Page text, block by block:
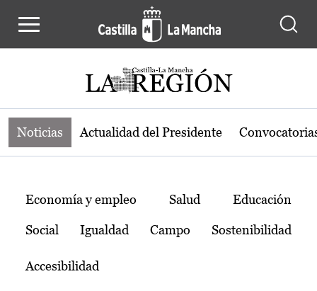
Noticias de la región de Castilla-La
Noticias Actualidad del Presidente
Temas
Economía y empleo Salud Educación
Social Igualdad Campo Sostenibilidad
Accesibilidad